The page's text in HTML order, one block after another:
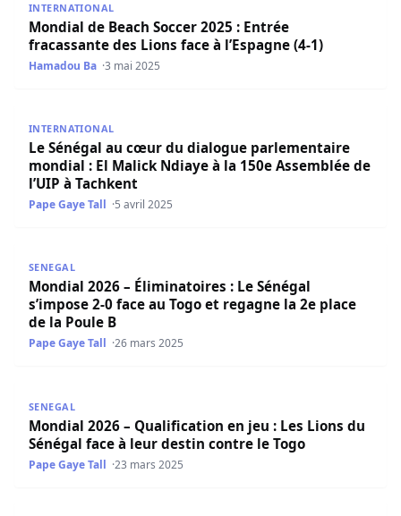
INTERNATIONAL
Mondial de Beach Soccer 2025 : Entrée
fracassante des Lions face à l’Espagne (4-1)
Hamadou Ba 3 mai 2025
INTERNATIONAL
Le Sénégal au cœur du dialogue parlementaire
mondial : El Malick Ndiaye à la 150e Assemblée de
l’UIP à Tachkent
Pape Gaye Tall 5 avril 2025
SENEGAL
Mondial 2026 – Éliminatoires : Le Sénégal
s’impose 2-0 face au Togo et regagne la 2e place
de la Poule B
Pape Gaye Tall 26 mars 2025
SENEGAL
Mondial 2026 – Qualification en jeu : Les Lions du
Sénégal face à leur destin contre le Togo
Pape Gaye Tall 23 mars 2025